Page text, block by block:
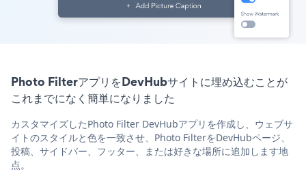
Photo FilterアプリをDevHubサイトに埋め込むことが
これまでになく簡単になりました
カスタマイズしたPhoto Filter DevHubアプリを作成し、ウェブサ
イトのスタイルと色を一致させ、Photo FilterをDevHubページ、
投稿、サイドバー、フッター、または好きな場所に追加します地
点。